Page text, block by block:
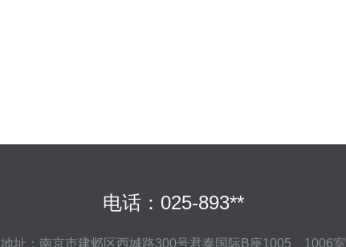
电话：025-893**
地址：南京市建邺区西城路300号君泰国际B座1005、1006室